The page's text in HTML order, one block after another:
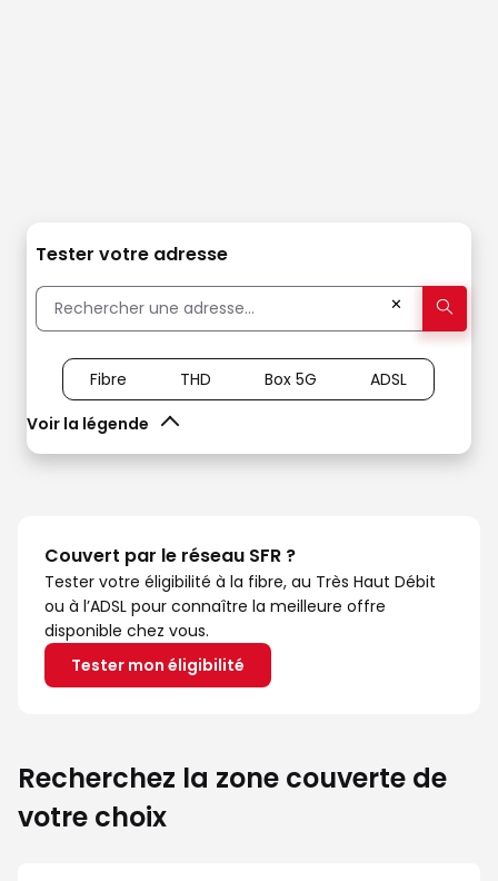
Tester votre adresse
✕
Voir la légende
Fibre THD Box 5G ADSL
Couvert par le réseau SFR ?
Tester votre éligibilité à la fibre, au Très Haut Débit
ou à l’ADSL pour connaître la meilleure offre
disponible chez vous.
Tester mon éligibilité
Recherchez la zone couverte de
votre choix